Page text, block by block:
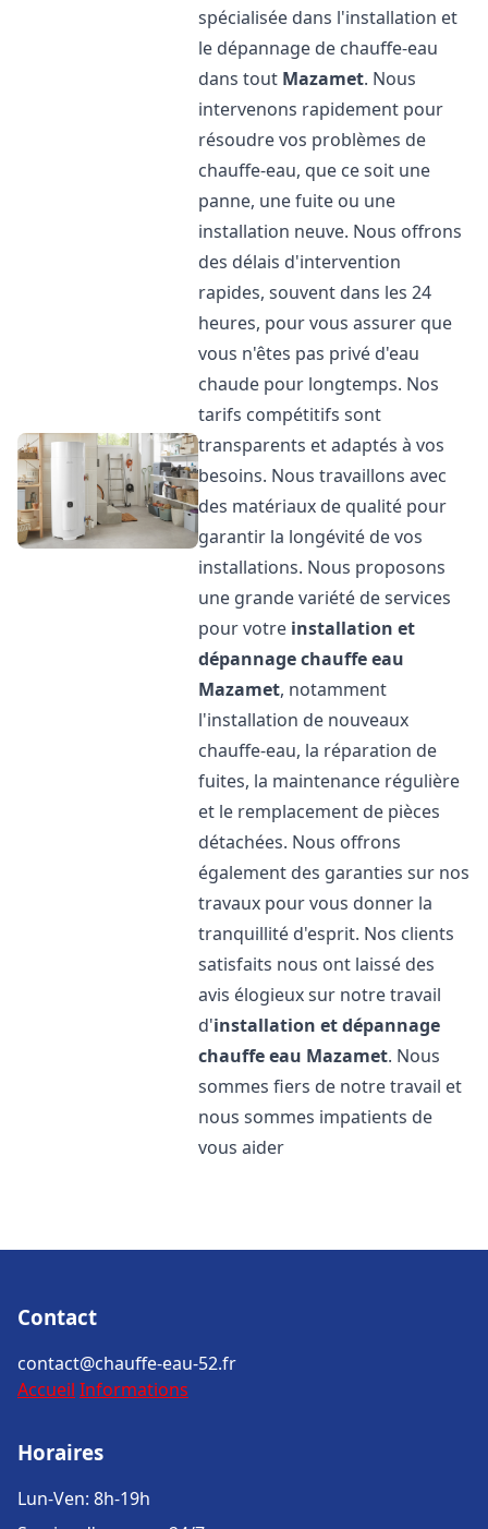
spécialisée dans l'installation et
le dépannage de chauffe-eau
dans tout Mazamet. Nous
intervenons rapidement pour
résoudre vos problèmes de
chauffe-eau, que ce soit une
panne, une fuite ou une
installation neuve. Nous offrons
des délais d'intervention
rapides, souvent dans les 24
heures, pour vous assurer que
vous n'êtes pas privé d'eau
chaude pour longtemps. Nos
tarifs compétitifs sont
transparents et adaptés à vos
besoins. Nous travaillons avec
des matériaux de qualité pour
garantir la longévité de vos
installations. Nous proposons
une grande variété de services
pour votre installation et
dépannage chauffe eau
Mazamet, notamment
l'installation de nouveaux
chauffe-eau, la réparation de
fuites, la maintenance régulière
et le remplacement de pièces
détachées. Nous offrons
également des garanties sur nos
travaux pour vous donner la
tranquillité d'esprit. Nos clients
satisfaits nous ont laissé des
avis élogieux sur notre travail
d'installation et dépannage
chauffe eau Mazamet. Nous
sommes fiers de notre travail et
nous sommes impatients de
vous aider
Contact
contact@chauffe-eau-52.fr
Accueil Informations
Horaires
Lun-Ven: 8h-19h